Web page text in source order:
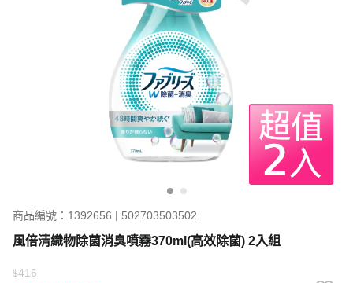
商品編號：1392656 | 502703503502
風倍清織物除菌消臭噴霧370ml(高效除菌) 2入組
$416